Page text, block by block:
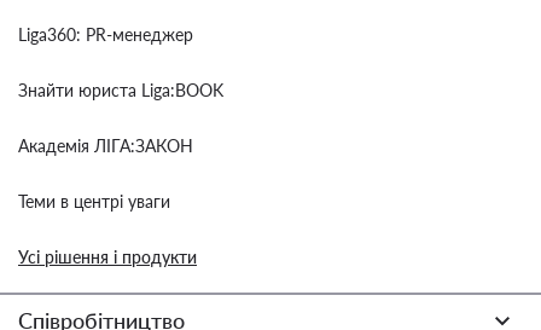
Liga360: PR-менеджер
Знайти юриста Liga:BOOK
Академія ЛІГА:ЗАКОН
Теми в центрі уваги
Усі рішення і продукти
Співробітництво